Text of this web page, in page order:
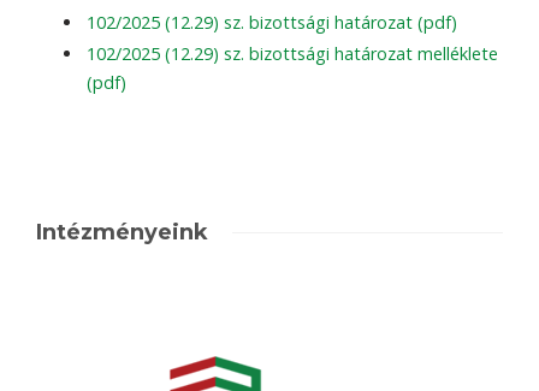
102/2025 (12.29) sz. bizottsági határozat (pdf)
102/2025 (12.29) sz. bizottsági határozat melléklete
(pdf)
Intézményeink